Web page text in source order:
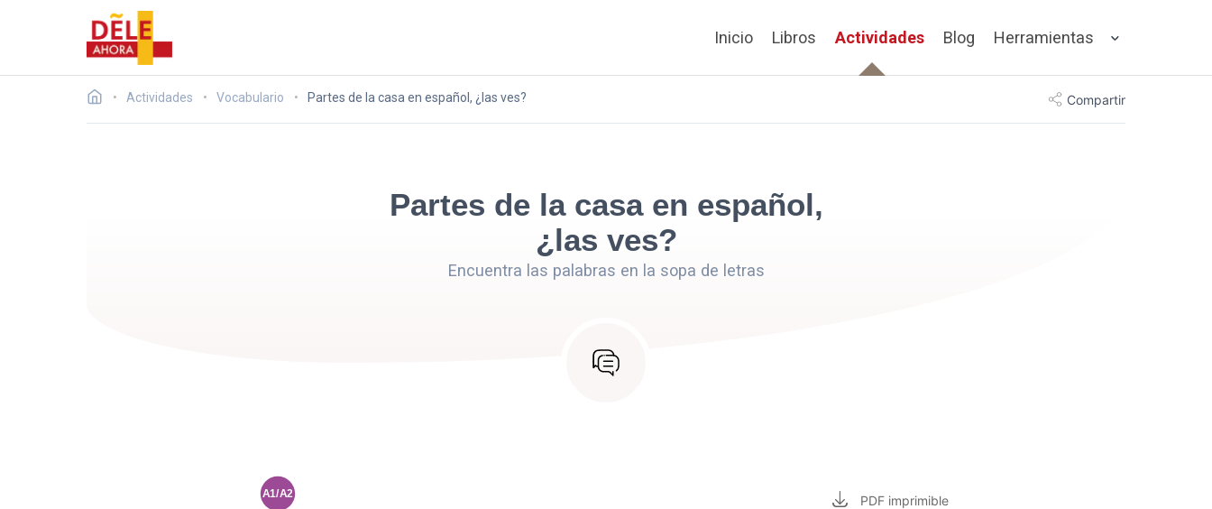
Inicio Libros Actividades Blog Herramientas
Actividades Vocabulario Partes de la casa en español, ¿las ves? Compartir
Partes de la casa en español,
¿las ves?
Encuentra las palabras en la sopa de letras
A1/A2 PDFimprimible